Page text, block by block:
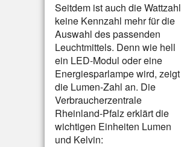
Seitdem ist auch die Wattzahl
keine Kennzahl mehr für die
Auswahl des passenden
Leuchtmittels. Denn wie hell
ein LED-Modul oder eine
Energiesparlampe wird, zeigt
die Lumen-Zahl an. Die
Verbraucherzentrale
Rheinland-Pfalz erklärt die
wichtigen Einheiten Lumen
und Kelvin: